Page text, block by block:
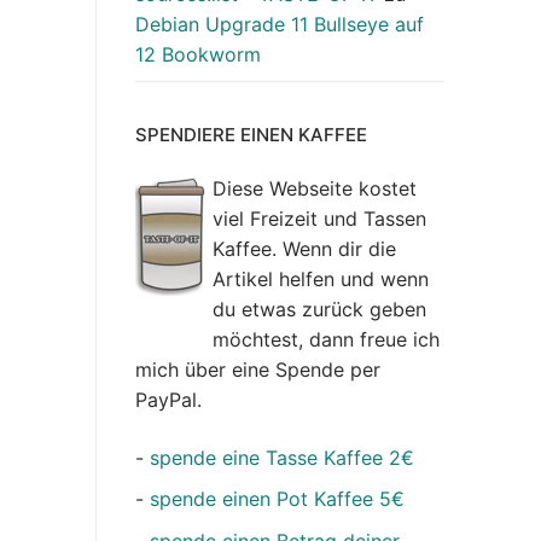
Debian Upgrade 11 Bullseye auf
12 Bookworm
SPENDIERE EINEN KAFFEE
Diese Webseite kostet
viel Freizeit und Tassen
Kaffee. Wenn dir die
Artikel helfen und wenn
du etwas zurück geben
möchtest, dann freue ich
mich über eine Spende per
PayPal.
- spende eine Tasse Kaffee 2€
- spende einen Pot Kaffee 5€